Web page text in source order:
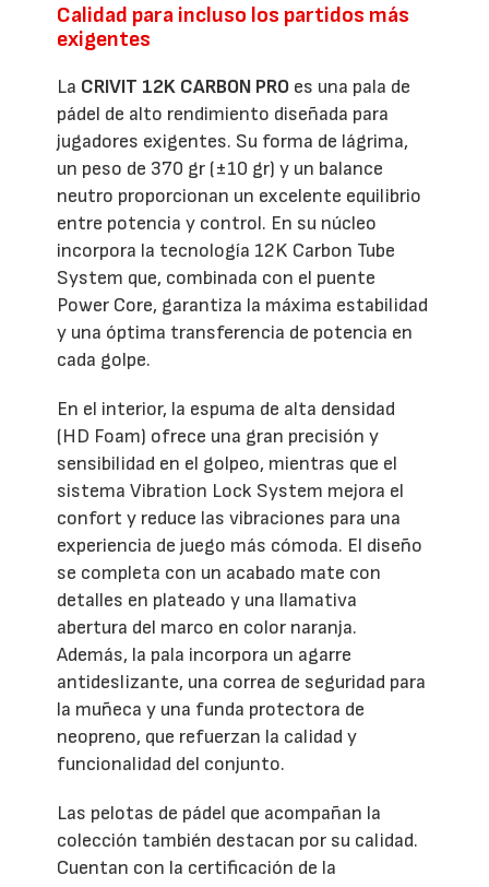
Calidad para incluso los partidos más
exigentes
La CRIVIT 12K CARBON PRO es una pala de
pádel de alto rendimiento diseñada para
jugadores exigentes. Su forma de lágrima,
un peso de 370 gr (±10 gr) y un balance
neutro proporcionan un excelente equilibrio
entre potencia y control. En su núcleo
incorpora la tecnología 12K Carbon Tube
System que, combinada con el puente
Power Core, garantiza la máxima estabilidad
y una óptima transferencia de potencia en
cada golpe.
En el interior, la espuma de alta densidad
(HD Foam) ofrece una gran precisión y
sensibilidad en el golpeo, mientras que el
sistema Vibration Lock System mejora el
confort y reduce las vibraciones para una
experiencia de juego más cómoda. El diseño
se completa con un acabado mate con
detalles en plateado y una llamativa
abertura del marco en color naranja.
Además, la pala incorpora un agarre
antideslizante, una correa de seguridad para
la muñeca y una funda protectora de
neopreno, que refuerzan la calidad y
funcionalidad del conjunto.
Las pelotas de pádel que acompañan la
colección también destacan por su calidad.
Cuentan con la certificación de la